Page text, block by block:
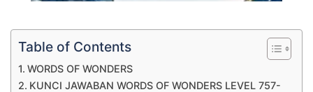
Table of Contents
WORDS OF WONDERS
KUNCI JAWABAN WORDS OF WONDERS LEVEL 757-